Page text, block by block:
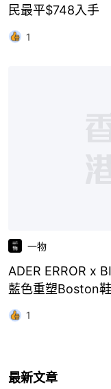
民最平$748入手
1
一物
ADER ERROR x
藍色重塑Boston
1
最新文章